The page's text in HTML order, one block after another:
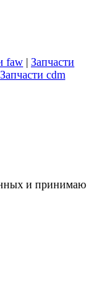
faw | Запчасти
Запчасти cdm
и принимаю